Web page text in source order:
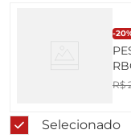
-
R$
Selecionado